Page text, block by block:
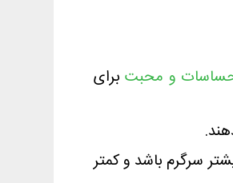
و محبتبرای
سرگرم باشد و کمتر